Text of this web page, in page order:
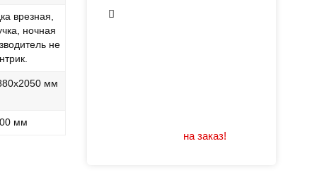
врезная,
ночная
не
мм
мм
на заказ!